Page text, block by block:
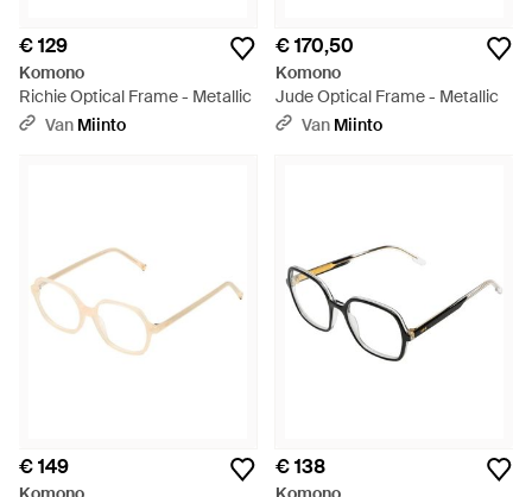
€ 129
Komono
Richie Optical Frame - Metallic
Van Miinto
€ 170,50
Komono
Jude Optical Frame - Metallic
Van Miinto
€ 149 € 138